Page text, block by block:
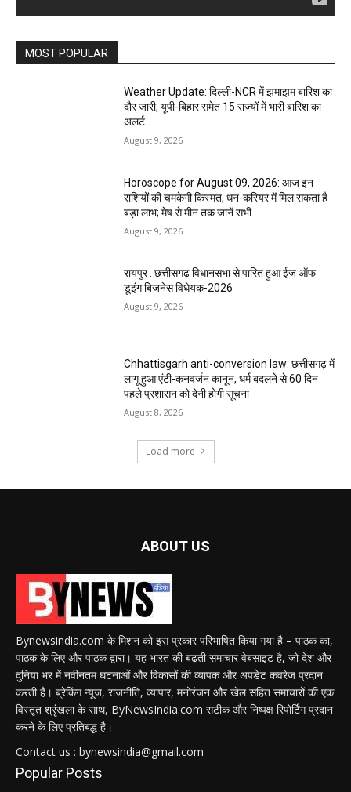
MOST POPULAR
Weather Update: दिल्ली-NCR में झमाझम बारिश का
दौर जारी, यूपी-बिहार समेत 15 राज्यों में भारी बारिश का
अलर्ट
August 9, 2026
Horoscope for August 09, 2026: आज इन
राशियों की चमकेगी किस्मत, धन-करियर में मिल सकता है
बड़ा लाभ; मेष से मीन तक जानें सभी...
August 9, 2026
रायपुर : छत्तीसगढ़ विधानसभा से पारित हुआ ईज ऑफ
डूइंग बिजनेस विधेयक-2026
August 9, 2026
Chhattisgarh anti-conversion law: छत्तीसगढ़ में
लागू हुआ एंटी-कनवर्जन कानून, धर्म बदलने से 60 दिन
पहले प्रशासन को देनी होगी सूचना
August 8, 2026
Load more
ABOUT US
Bynewsindia.com के मिशन को इस प्रकार परिभाषित किया गया है – पाठक का,
पाठक के लिए और पाठक द्वारा। यह भारत की बढ़ती समाचार वेबसाइट है, जो देश और
दुनिया भर में नवीनतम घटनाओं और विकासों की व्यापक और अपडेट कवरेज प्रदान
करती है। ब्रेकिंग न्यूज, राजनीति, व्यापार, मनोरंजन और खेल सहित समाचारों की एक
विस्तृत श्रृंखला के साथ, ByNewsIndia.com सटीक और निष्पक्ष रिपोर्टिंग प्रदान
करने के लिए प्रतिबद्ध है।
Contact us : bynewsindia@gmail.com
Popular Posts